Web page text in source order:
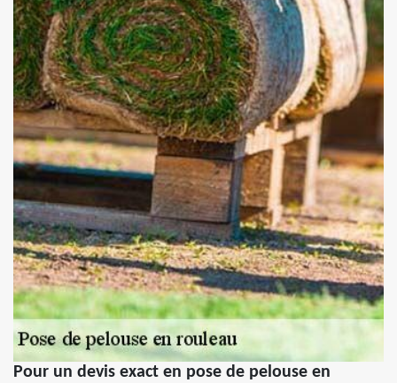
Pour un devis exact en pose de pelouse en